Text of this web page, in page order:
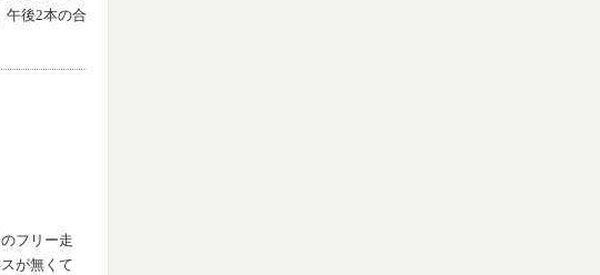
午後2本の合
フリー走
が無くて